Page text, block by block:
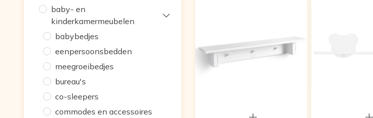
baby- en
kinderkamermeubelen
babybedjes
eenpersoonsbedden
meegroeibedjes
bureau's
co-sleepers
commodes en accessoires